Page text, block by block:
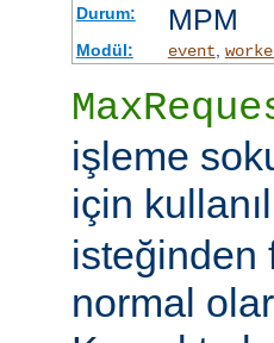
Durum: MPM
Modül: event
işleme
için
isteğinden
normal